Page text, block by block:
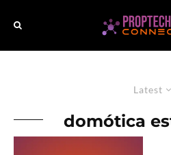
Latest
domótica